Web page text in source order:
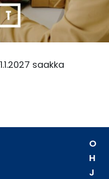
saakka
O
H
J